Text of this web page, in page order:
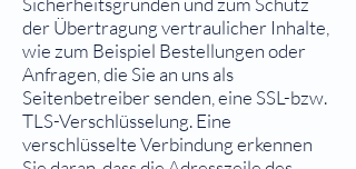
der Übertragung vertraulicher Inhalte,
wie zum Beispiel Bestellungen oder
Anfragen, die Sie an uns als
Seitenbetreiber senden, eine SSL-bzw.
TLS-Verschlüsselung. Eine
verschlüsselte Verbindung erkennen